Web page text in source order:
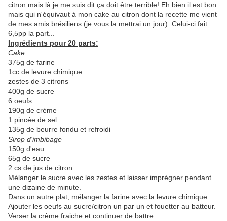
citron mais là je me suis dit ça doit être terrible! Eh bien il est bon
mais qui n'équivaut à mon cake au citron dont la recette me vient
de mes amis brésiliens (je vous la mettrai un jour). Celui-ci fait
6,5pp la part...
Ingrédients pour 20 parts:
Cake
375g de farine
1cc de levure chimique
zestes de 3 citrons
400g de sucre
6 oeufs
190g de crème
1 pincée de sel
135g de beurre fondu et refroidi
Sirop d'imbibage
150g d'eau
65g de sucre
2 cs de jus de citron
Mélanger le sucre avec les zestes et laisser imprégner pendant
une dizaine de minute.
Dans un autre plat, mélanger la farine avec la levure chimique.
Ajouter les oeufs au sucre/citron un par un et fouetter au batteur.
Verser la crème fraiche et continuer de battre.